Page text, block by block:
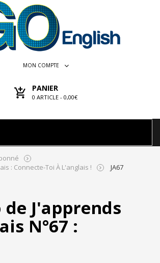
MON COMPTE
PANIER
0 ARTICLE - 0,00€
: Connecte-Toi À L'anglais !
JA67
J'apprends
N°67 :